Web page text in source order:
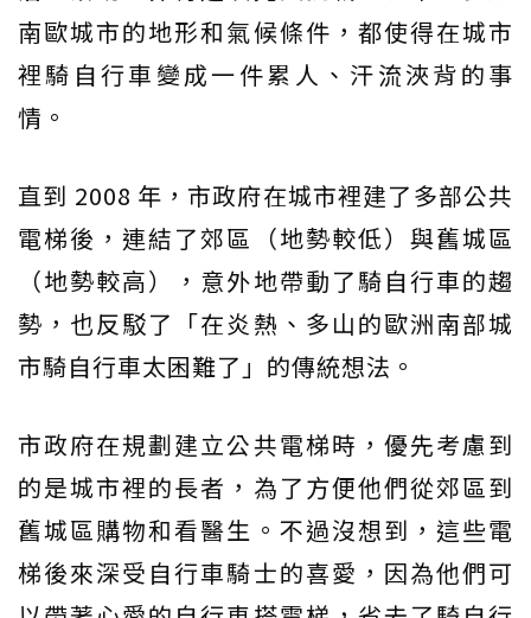
南歐城市的地形和氣候條件，都使得在城市
裡騎自行車變成一件累人、汗流浹背的事
情。
直到 2008 年，市政府在城市裡建了多部公共
電梯後，連結了郊區（地勢較低）與舊城區
（地勢較高），意外地帶動了騎自行車的趨
勢，也反駁了「在炎熱、多山的歐洲南部城
市騎自行車太困難了」的傳統想法。
市政府在規劃建立公共電梯時，優先考慮到
的是城市裡的長者，為了方便他們從郊區到
舊城區購物和看醫生。不過沒想到，這些電
梯後來深受自行車騎士的喜愛，因為他們可